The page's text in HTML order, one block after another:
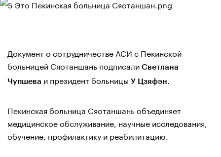
Документ о сотрудничестве АСИ с Пекинской
больницей Сяотаншань подписали Светлана
Чупшева и президент больницы У Цзяфэн.
Пекинская больница Сяотаншань объединяет
медицинское обслуживание, научные исследования,
обучение, профилактику и реабилитацию.